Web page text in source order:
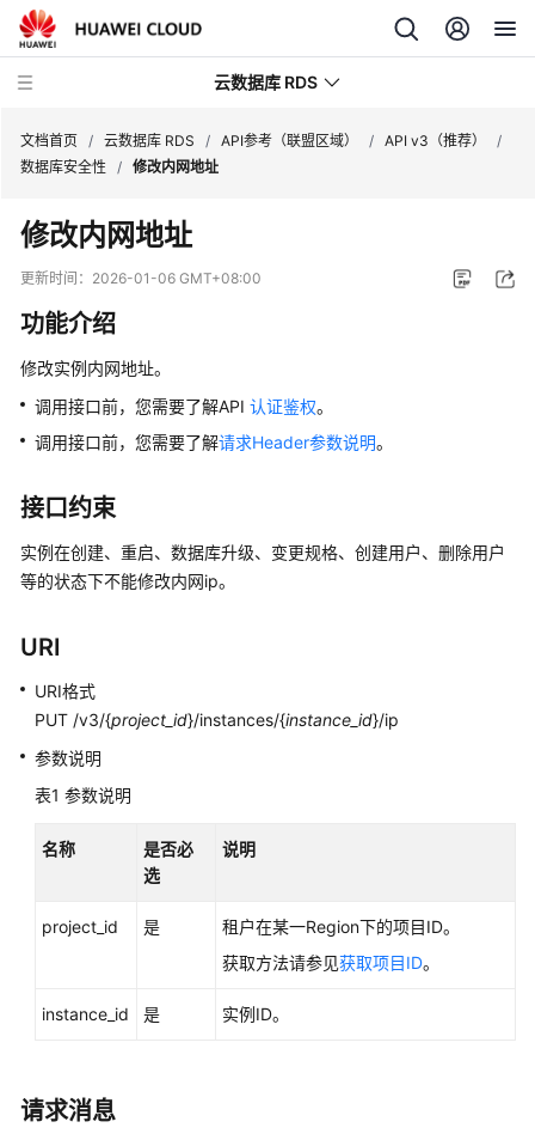
云数据库 RDS
产
介
绍
计
费
快
速
内
介
绍
户
践
能
文档首页 / 云数据库 RDS / API参考（联盟区域） / API v3（推荐）
/
数据库安全性
/ 修改内网地址
修改内网地址
更新时间： 2026-01-06 GMT+08:00
功能介绍
修改实例内网地址。
调用接口前，您需要了解API 认证鉴权。
调用接口前，您需要了解请求Header参数说明。
接口约束
实例在创建、重启、数据库升级、变更规格、创建用户、删除用户
等的状态下不能修改内网ip。
URI
URI格式
PUT /v3/{project_id}/instances/{instance_id}/ip
参数说明
表1 参数说明
名称
是否必
选
说明
project_id 是
租户在某一Region下的项目ID。
获取方法请参见获取项目ID。
instance_id 是 实例ID。
请求消息